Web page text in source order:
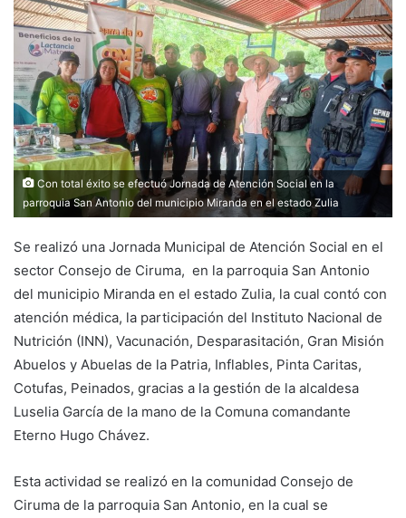
Con total éxito se efectuó Jornada de Atención Social en la
parroquia San Antonio del municipio Miranda en el estado Zulia
Se realizó una Jornada Municipal de Atención Social en el
sector Consejo de Ciruma, en la parroquia San Antonio
del municipio Miranda en el estado Zulia, la cual contó con
atención médica, la participación del Instituto Nacional de
Nutrición (INN), Vacunación, Desparasitación, Gran Misión
Abuelos y Abuelas de la Patria, Inflables, Pinta Caritas,
Cotufas, Peinados, gracias a la gestión de la alcaldesa
Luselia García de la mano de la Comuna comandante
Eterno Hugo Chávez.
‎Esta actividad se realizó en la comunidad Consejo de
Ciruma de la parroquia San Antonio, en la cual se